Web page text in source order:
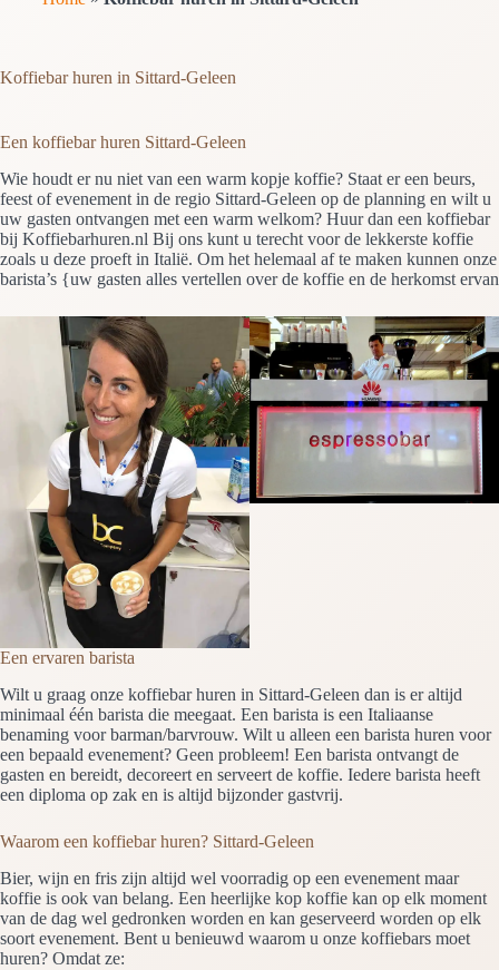
Koffiebar huren in Sittard-Geleen
Een koffiebar huren Sittard-Geleen
Wie houdt er nu niet van een warm kopje koffie? Staat er een beurs,
feest of evenement in de regio Sittard-Geleen op de planning en wilt u
uw gasten ontvangen met een warm welkom? Huur dan een koffiebar
bij Koffiebarhuren.nl Bij ons kunt u terecht voor de lekkerste koffie
zoals u deze proeft in Italië. Om het helemaal af te maken kunnen onze
barista’s {uw gasten alles vertellen over de koffie en de herkomst ervan
Een ervaren barista
Wilt u graag onze koffiebar huren in Sittard-Geleen dan is er altijd
minimaal één barista die meegaat. Een barista is een Italiaanse
benaming voor barman/barvrouw. Wilt u alleen een barista huren voor
een bepaald evenement? Geen probleem! Een barista ontvangt de
gasten en bereidt, decoreert en serveert de koffie. Iedere barista heeft
een diploma op zak en is altijd bijzonder gastvrij.
Waarom een koffiebar huren? Sittard-Geleen
Bier, wijn en fris zijn altijd wel voorradig op een evenement maar
koffie is ook van belang. Een heerlijke kop koffie kan op elk moment
van de dag wel gedronken worden en kan geserveerd worden op elk
soort evenement. Bent u benieuwd waarom u onze koffiebars moet
huren? Omdat ze: